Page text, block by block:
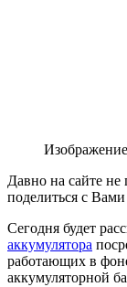
Давно на сайте
поделиться с
Сегодня будет
аккумулятора
работающих в
аккумуляторной